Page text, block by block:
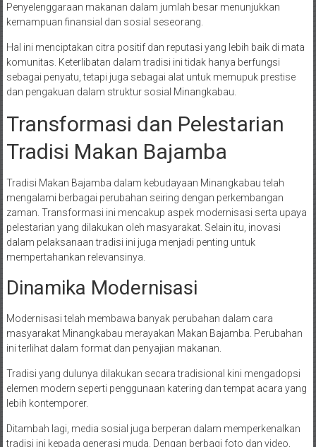
Penyelenggaraan makanan dalam jumlah besar menunjukkan
kemampuan finansial dan sosial seseorang.
Hal ini menciptakan citra positif dan reputasi yang lebih baik di mata
komunitas. Keterlibatan dalam tradisi ini tidak hanya berfungsi
sebagai penyatu, tetapi juga sebagai alat untuk memupuk prestise
dan pengakuan dalam struktur sosial Minangkabau.
Transformasi dan Pelestarian
Tradisi Makan Bajamba
Tradisi Makan Bajamba dalam kebudayaan Minangkabau telah
mengalami berbagai perubahan seiring dengan perkembangan
zaman. Transformasi ini mencakup aspek modernisasi serta upaya
pelestarian yang dilakukan oleh masyarakat. Selain itu, inovasi
dalam pelaksanaan tradisi ini juga menjadi penting untuk
mempertahankan relevansinya.
Dinamika Modernisasi
Modernisasi telah membawa banyak perubahan dalam cara
masyarakat Minangkabau merayakan Makan Bajamba. Perubahan
ini terlihat dalam format dan penyajian makanan.
Tradisi yang dulunya dilakukan secara tradisional kini mengadopsi
elemen modern seperti penggunaan katering dan tempat acara yang
lebih kontemporer.
Ditambah lagi, media sosial juga berperan dalam memperkenalkan
tradisi ini kepada generasi muda. Dengan berbagi foto dan video,